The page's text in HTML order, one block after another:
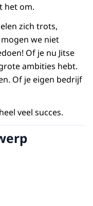
het om.
zich trots,
we niet
Of je nu Jitse
ambities hebt.
Of je eigen bedrijf
veel succes.